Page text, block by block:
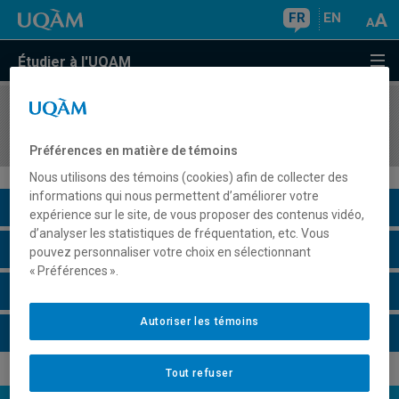
FR EN
Étudier à l'UQAM
COURS//
Description du cours
Horaire - Été 2026
Préférences en matière de témoins
Nous utilisons des témoins (cookies) afin de collecter des
informations qui nous permettent d’améliorer votre
expérience sur le site, de vous proposer des contenus vidéo,
d’analyser les statistiques de fréquentation, etc. Vous
pouvez personnaliser votre choix en sélectionnant
« Préférences ».
Tout refuser
Autoriser les témoins